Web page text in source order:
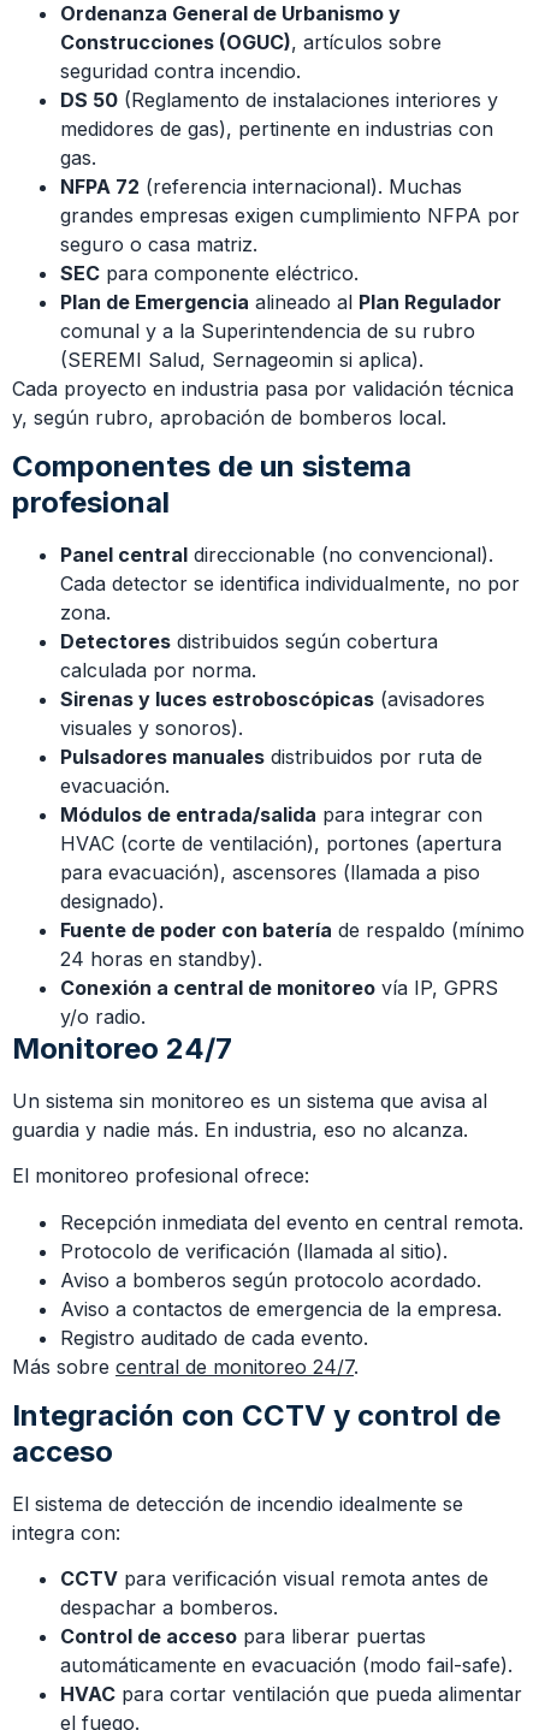
Ordenanza General de Urbanismo y
Construcciones (OGUC), artículos sobre
seguridad contra incendio.
DS 50 (Reglamento de instalaciones interiores y
medidores de gas), pertinente en industrias con
gas.
NFPA 72 (referencia internacional). Muchas
grandes empresas exigen cumplimiento NFPA por
seguro o casa matriz.
SEC para componente eléctrico.
Plan de Emergencia alineado al Plan Regulador
comunal y a la Superintendencia de su rubro
(SEREMI Salud, Sernageomin si aplica).
Cada proyecto en industria pasa por validación técnica
y, según rubro, aprobación de bomberos local.
Componentes de un sistema
profesional
Panel central direccionable (no convencional).
Cada detector se identifica individualmente, no por
zona.
Detectores distribuidos según cobertura
calculada por norma.
Sirenas y luces estroboscópicas (avisadores
visuales y sonoros).
Pulsadores manuales distribuidos por ruta de
evacuación.
Módulos de entrada/salida para integrar con
HVAC (corte de ventilación), portones (apertura
para evacuación), ascensores (llamada a piso
designado).
Fuente de poder con batería de respaldo (mínimo
24 horas en standby).
Conexión a central de monitoreo vía IP, GPRS
y/o radio.
Monitoreo 24/7
Un sistema sin monitoreo es un sistema que avisa al
guardia y nadie más. En industria, eso no alcanza.
El monitoreo profesional ofrece:
Recepción inmediata del evento en central remota.
Protocolo de verificación (llamada al sitio).
Aviso a bomberos según protocolo acordado.
Aviso a contactos de emergencia de la empresa.
Registro auditado de cada evento.
Más sobre central de monitoreo 24/7.
Integración con CCTV y control de
acceso
El sistema de detección de incendio idealmente se
integra con:
CCTV para verificación visual remota antes de
despachar a bomberos.
Control de acceso para liberar puertas
automáticamente en evacuación (modo fail-safe).
HVAC para cortar ventilación que pueda alimentar
el fuego.